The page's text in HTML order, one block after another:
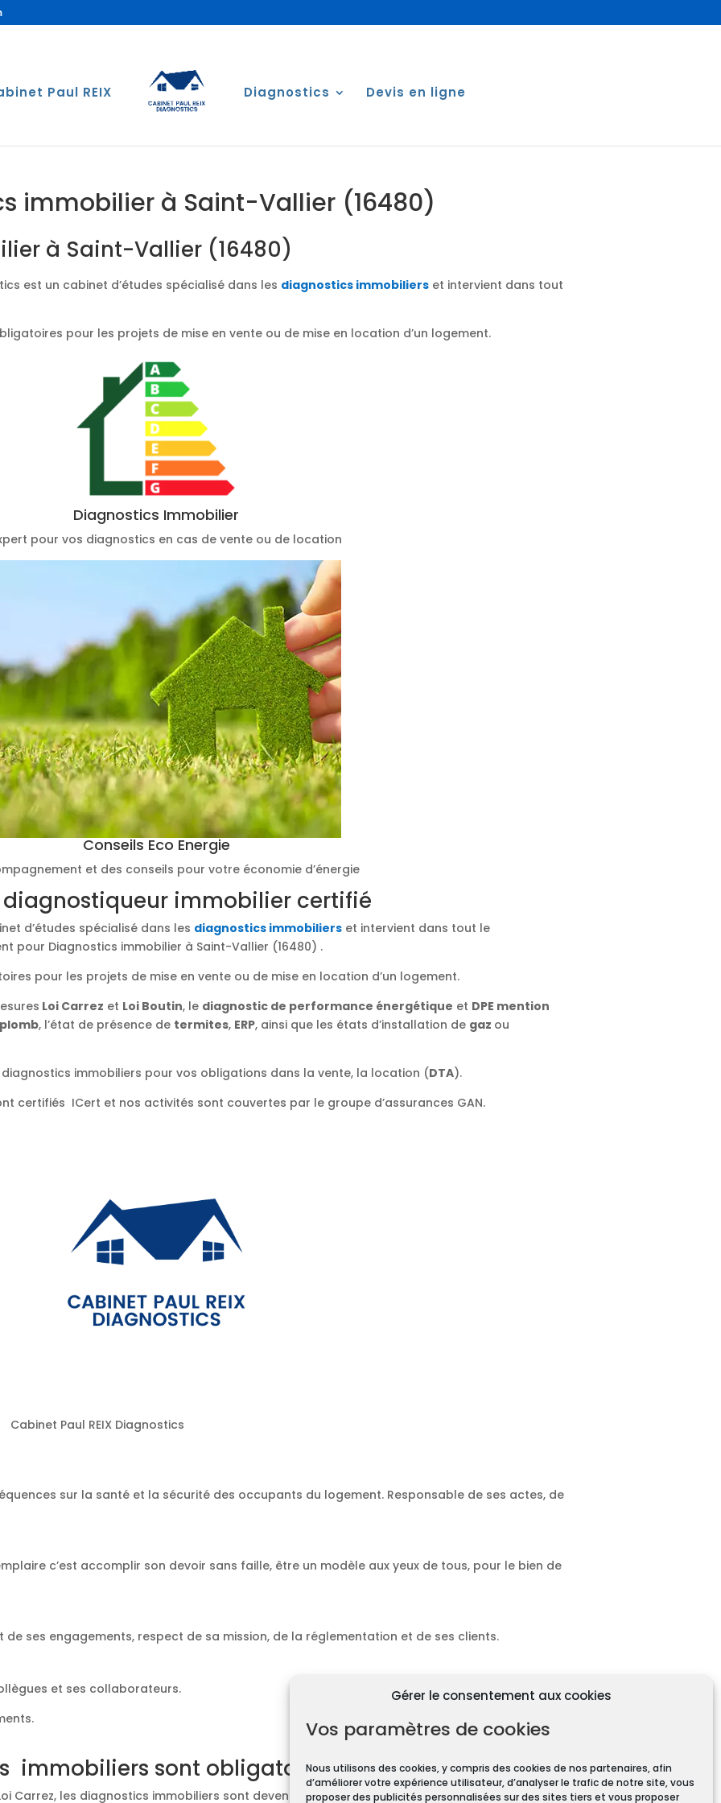
Gérer le consentement aux cookies
Vos paramètres de cookies
Nous utilisons des cookies, y compris des cookies de nos partenaires, afin
d’améliorer votre expérience utilisateur, d’analyser le trafic de notre site, vous
proposer des publicités personnalisées sur des sites tiers et vous proposer
Paul REIX Diagnostics Devis en ligne
immobilier à Saint-Vallier (16480)
à Saint-Vallier (16480)
est un cabinet d’études spécialisé dans les diagnostics immobiliers et intervient dans tout
pour les projets de mise en vente ou de mise en location d’un logement.
Diagnostics Immobilier
pour vos diagnostics en cas de vente ou de location
Conseils Eco Energie
et des conseils pour votre économie d’énergie
diagnostiqueur immobilier certifié
d’études spécialisé dans les diagnostics immobiliers et intervient dans tout le
pour Diagnostics immobilier à Saint-Vallier (16480) .
pour les projets de mise en vente ou de mise en location d’un logement.
Loi Carrez et Loi Boutin, le diagnostic de performance énergétique et DPE mention
plomb, l’état de présence de termites, ERP, ainsi que les états d’installation de gaz ou
immobiliers pour vos obligations dans la vente, la location (DTA).
certifiés ICert et nos activités sont couvertes par le groupe d’assurances GAN.
Cabinet Paul REIX Diagnostics
sur la santé et la sécurité des occupants du logement. Responsable de ses actes, de
c’est accomplir son devoir sans faille, être un modèle aux yeux de tous, pour le bien de
ses engagements, respect de sa mission, de la réglementation et de ses clients.
et ses collaborateurs.
immobiliers sont obligatoires ?
Carrez, les diagnostics immobiliers sont devenus obligatoires pour toute transaction